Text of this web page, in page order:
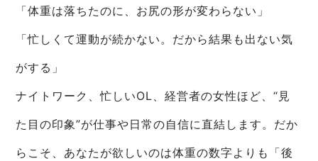
「体重は落ちたのに、お尻の形が変わらない」
「忙しくて運動が続かない。だから結果も出ない気
がする」
ナイトワーク、忙しいOL、経営者の女性ほど、“見
た目の印象”が仕事や日常の自信に直結します。だか
らこそ、あなたが欲しいのは体重の数字よりも「後